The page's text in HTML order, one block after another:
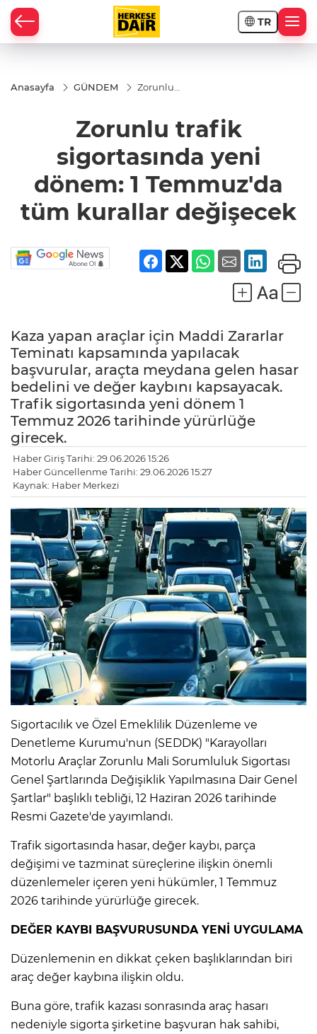
TR
Anasayfa GÜNDEM
Zorunlu
yeni
dönem: 1
tüm
kurallar
değişecek
Zorunlu trafik
sigortasında yeni
dönem: 1 Temmuz'da
tüm kurallar değişecek
Kaza yapan araçlar için Maddi Zararlar
Teminatı kapsamında yapılacak
başvurular, araçta meydana gelen hasar
bedelini ve değer kaybını kapsayacak.
Trafik sigortasında yeni dönem 1
Temmuz 2026 tarihinde yürürlüğe
girecek.
Haber Giriş Tarihi: 29.06.2026 15:26
Haber Güncellenme Tarihi: 29.06.2026 15:27
Kaynak: Haber Merkezi
Sigortacılık ve Özel Emeklilik Düzenleme ve
Denetleme Kurumu'nun (SEDDK) "Karayolları
Motorlu Araçlar Zorunlu Mali Sorumluluk Sigortası
Genel Şartlarında Değişiklik Yapılmasına Dair Genel
Şartlar" başlıklı tebliği, 12 Haziran 2026 tarihinde
Resmi Gazete'de yayımlandı.
Trafik sigortasında hasar, değer kaybı, parça
değişimi ve tazminat süreçlerine ilişkin önemli
düzenlemeler içeren yeni hükümler, 1 Temmuz
2026 tarihinde yürürlüğe girecek.
DEĞER KAYBI BAŞVURUSUNDA YENİ UYGULAMA
Düzenlemenin en dikkat çeken başlıklarından biri
araç değer kaybına ilişkin oldu.
Buna göre, trafik kazası sonrasında araç hasarı
nedeniyle sigorta şirketine başvuran hak sahibi,